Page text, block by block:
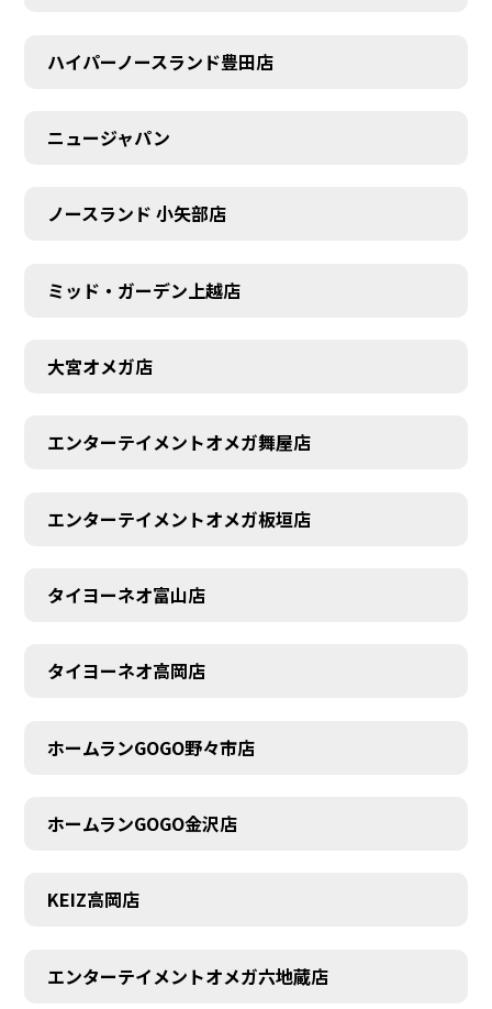
AUDITION
ハイパーノースランド豊田店
ニュージャパン
ノースランド 小矢部店
ミッド・ガーデン上越店
大宮オメガ店
エンターテイメントオメガ舞屋店
エンターテイメントオメガ板垣店
タイヨーネオ富山店
タイヨーネオ高岡店
ホームランGOGO野々市店
ホームランGOGO金沢店
KEIZ高岡店
エンターテイメントオメガ六地蔵店